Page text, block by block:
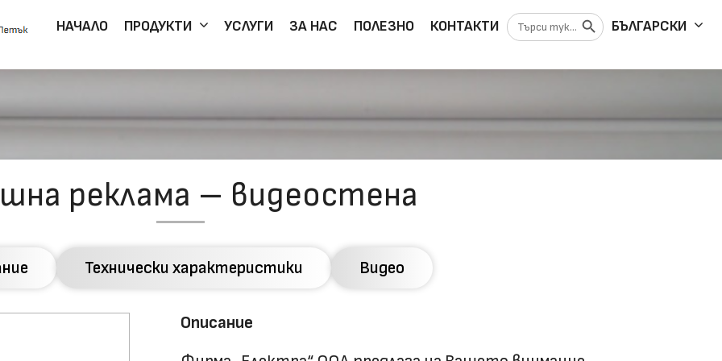
НАЧАЛО ПРОДУКТИ УСЛУГИ ЗА НАС ПОЛЕЗНО КОНТАКТИ БЪЛГАРСКИ
Search
for:
Search Button
реклама – видеостена
Технически характеристики Видео
Описание